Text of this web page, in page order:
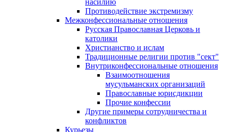
насилию
Противодействие экстремизму
Межконфессиональные отношения
Русская Православная Церковь и
католики
Христианство и ислам
Традиционные религии против "сект"
Внутриконфессиональные отношения
Взаимоотношения
мусульманских организаций
Православные юрисдикции
Прочие конфессии
Другие примеры сотрудничества и
конфликтов
Курьезы